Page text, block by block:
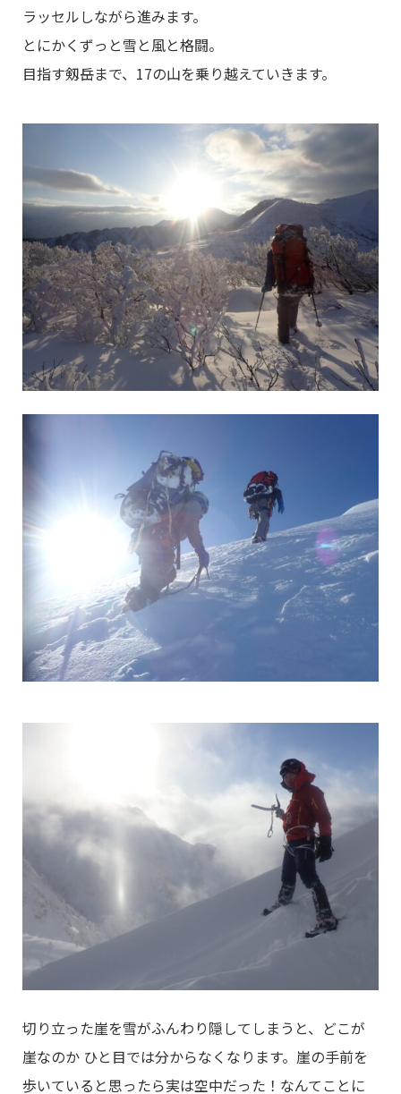
ラッセルしながら進みます。
とにかくずっと雪と風と格闘。
目指す剱岳まで、17の山を乗り越えていきます。
切り立った崖を雪がふんわり隠してしまうと、どこが
崖なのか ひと目では分からなくなります。崖の手前を
歩いていると思ったら実は空中だった！なんてことに